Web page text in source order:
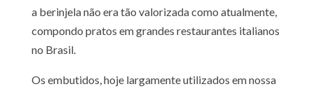
a berinjela não era tão valorizada como atualmente,
compondo pratos em grandes restaurantes italianos
no Brasil.
Os embutidos, hoje largamente utilizados em nossa